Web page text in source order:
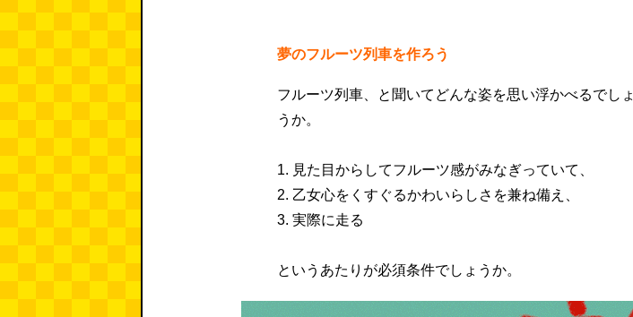
夢のフルーツ列車を作ろう
フルーツ列車、と聞いてどんな姿を思い浮かべるでしょ
うか。
1. 見た目からしてフルーツ感がみなぎっていて、
2. 乙女心をくすぐるかわいらしさを兼ね備え、
3. 実際に走る
というあたりが必須条件でしょうか。